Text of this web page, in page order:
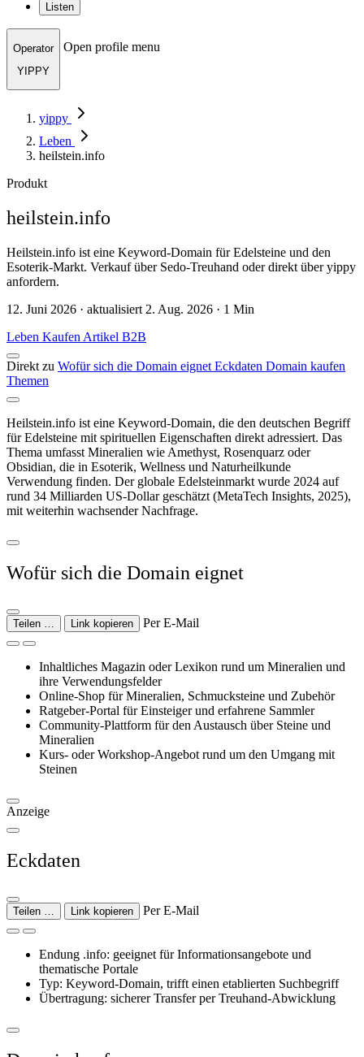
Listen
Operator
YIPPY
Open profile menu
yippy
Leben
heilstein.info
Produkt
heilstein.info
Heilstein.info ist eine Keyword-Domain für Edelsteine und den
Esoterik-Markt. Verkauf über Sedo-Treuhand oder direkt über yippy
anfordern.
12. Juni 2026 · aktualisiert 2. Aug. 2026 · 1 Min
Leben Kaufen Artikel B2B
Direkt zu Wofür sich die Domain eignet Eckdaten Domain kaufen
Themen
Heilstein.info ist eine Keyword-Domain, die den deutschen Begriff
für Edelsteine mit spirituellen Eigenschaften direkt adressiert. Das
Thema umfasst Mineralien wie Amethyst, Rosenquarz oder
Obsidian, die in Esoterik, Wellness und Naturheilkunde
Verwendung finden. Der globale Edelsteinmarkt wurde 2024 auf
rund 34 Milliarden US-Dollar geschätzt (MetaTech Insights, 2025),
mit weiterhin wachsender Nachfrage.
Wofür sich die Domain eignet
Teilen … Link kopieren Per E-Mail
Inhaltliches Magazin oder Lexikon rund um Mineralien und
ihre Verwendungsfelder
Online-Shop für Mineralien, Schmucksteine und Zubehör
Ratgeber-Portal für Einsteiger und erfahrene Sammler
Community-Plattform für den Austausch über Steine und
Mineralien
Kurs- oder Workshop-Angebot rund um den Umgang mit
Steinen
Anzeige
Eckdaten
Teilen … Link kopieren Per E-Mail
Endung .info: geeignet für Informationsangebote und
thematische Portale
Typ: Keyword-Domain, trifft einen etablierten Suchbegriff
Übertragung: sicherer Transfer per Treuhand-Abwicklung